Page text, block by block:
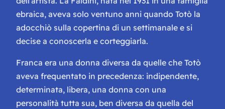
ebraica, aveva solo ventuno anni quando Totò la
adocchiò sulla copertina di un settimanale e si
decise a conoscerla e corteggiarla.
Franca era una donna diversa da quelle che Totò
aveva frequentato in precedenza: indipendente,
determinata, libera, una donna con una
personalità tutta sua, ben diversa da quella del